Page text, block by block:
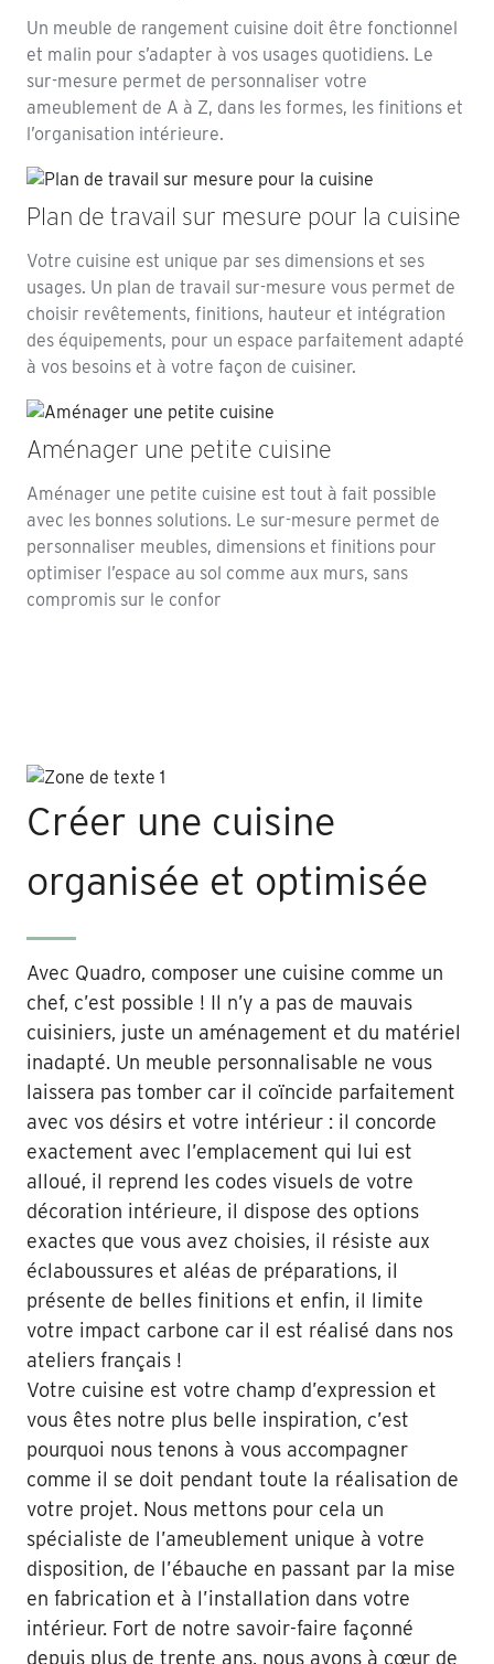
Un meuble de rangement cuisine doit être fonctionnel
et malin pour s’adapter à vos usages quotidiens. Le
sur-mesure permet de personnaliser votre
ameublement de A à Z, dans les formes, les finitions et
l’organisation intérieure.
Plan de travail sur mesure pour la cuisine
Votre cuisine est unique par ses dimensions et ses
usages. Un plan de travail sur-mesure vous permet de
choisir revêtements, finitions, hauteur et intégration
des équipements, pour un espace parfaitement adapté
à vos besoins et à votre façon de cuisiner.
Aménager une petite cuisine
Aménager une petite cuisine est tout à fait possible
avec les bonnes solutions. Le sur-mesure permet de
personnaliser meubles, dimensions et finitions pour
optimiser l’espace au sol comme aux murs, sans
compromis sur le confor
Créer une cuisine
organisée et optimisée
Avec Quadro, composer une cuisine comme un
chef, c’est possible ! Il n’y a pas de mauvais
cuisiniers, juste un aménagement et du matériel
inadapté. Un meuble personnalisable ne vous
laissera pas tomber car il coïncide parfaitement
avec vos désirs et votre intérieur : il concorde
exactement avec l’emplacement qui lui est
alloué, il reprend les codes visuels de votre
décoration intérieure, il dispose des options
exactes que vous avez choisies, il résiste aux
éclaboussures et aléas de préparations, il
présente de belles finitions et enfin, il limite
votre impact carbone car il est réalisé dans nos
ateliers français !
Votre cuisine est votre champ d’expression et
vous êtes notre plus belle inspiration, c’est
pourquoi nous tenons à vous accompagner
comme il se doit pendant toute la réalisation de
votre projet. Nous mettons pour cela un
spécialiste de l’ameublement unique à votre
disposition, de l’ébauche en passant par la mise
en fabrication et à l’installation dans votre
intérieur. Fort de notre savoir-faire façonné
depuis plus de trente ans, nous avons à cœur de